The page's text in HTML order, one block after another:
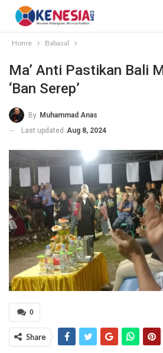
Home Babasal
Ma’ Anti Pastikan Bali
‘Ban Serep’
By Muhammad Anas
Last updated Aug 8, 2024
0
Share